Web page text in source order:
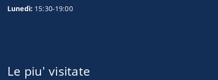
Lunedì: 15:30-19:00
Le piu' visitate